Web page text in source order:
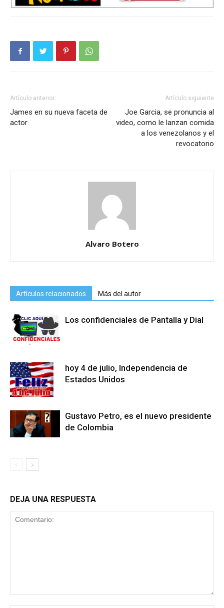
Artículo anterior
James en su nueva faceta de
actor
Artículo siguiente
Joe Garcia, se pronuncia al
video, como le lanzan comida
a los venezolanos y el
revocatorio
Alvaro Botero
Artículos relacionados Más del autor
Los confidenciales de Pantalla y Dial
hoy 4 de julio, Independencia de
Estados Unidos
Gustavo Petro, es el nuevo presidente
de Colombia
DEJA UNA RESPUESTA